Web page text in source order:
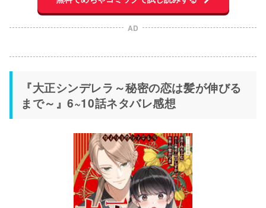
AD
『大正シンデレラ～秘密の恋は髪が伸びる
まで～』6~10話ネタバレ感想